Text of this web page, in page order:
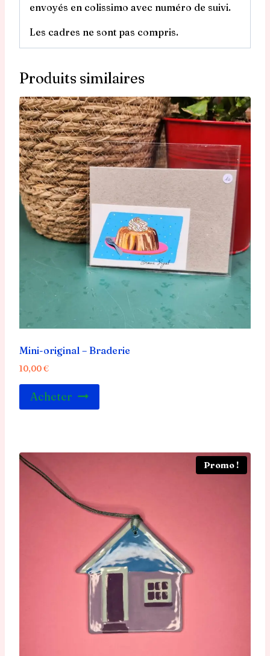
envoyés en colissimo avec numéro de suivi.
Les cadres ne sont pas compris.
Produits similaires
Mini-original – Braderie
10,00€
Acheter
Promo !